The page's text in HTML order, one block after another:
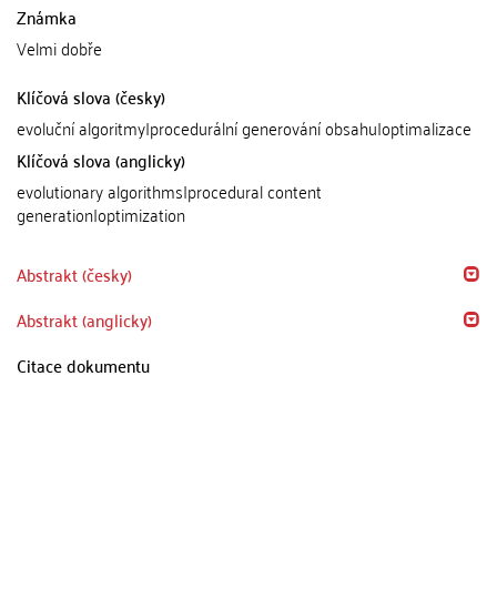
Známka
Velmi dobře
Klíčová slova (česky)
evoluční algoritmy|procedurální generování obsahu|optimalizace
Klíčová slova (anglicky)
evolutionary algorithms|procedural content
generation|optimization
Abstrakt (česky)
Abstrakt (anglicky)
Citace dokumentu